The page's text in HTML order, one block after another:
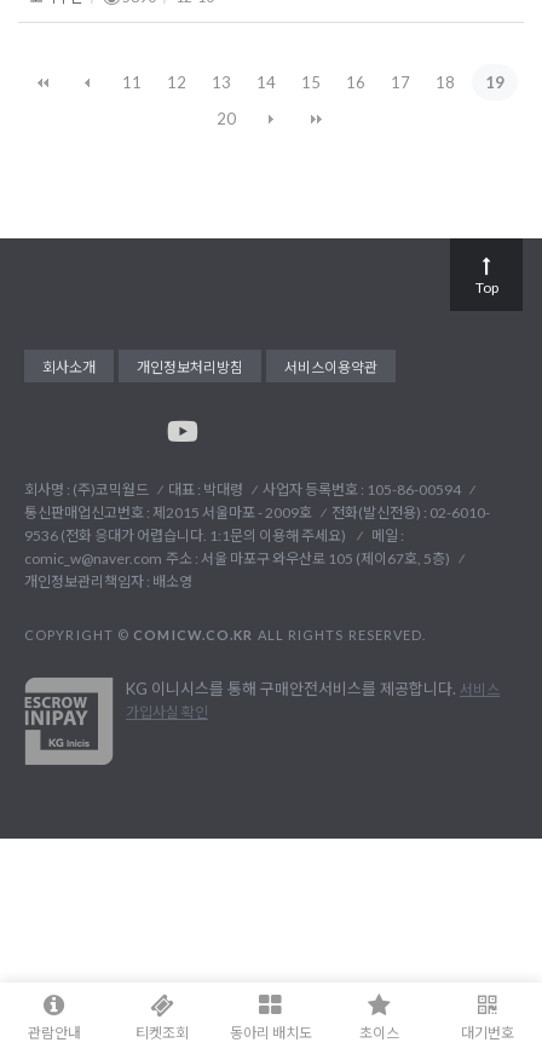
관람안내 티켓조회 동아리 배치도 초이스 대기번호
11 12 13 14 15 16 17 18
19
20
회사소개 개인정보처리방침 서비스이용약관
회사명 : (주)코믹월드 대표 : 박대령
사업자 등록번호 : 105-86-00594
통신판매업신고번호 : 제2015 서울마포 - 2009호
전화(발신전용) : 02-6010-
9536 (전화 응대가 어렵습니다. 1:1문의 이용해 주세요)
메일 :
comic_w@naver.com 주소 : 서울 마포구 와우산로 105 (제이67호, 5층)
개인정보관리책임자 : 배소영
COPYRIGHT © COMICW.CO.KR ALL RIGHTS RESERVED.
KG 이니시스를 통해 구매안전서비스를 제공합니다. 서비스
가입사실 확인
Top